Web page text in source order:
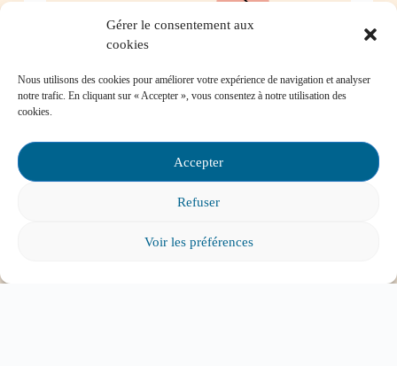
Gérer le consentement aux
cookies
Nous utilisons des cookies pour améliorer votre expérience de navigation et analyser
notre trafic. En cliquant sur « Accepter », vous consentez à notre utilisation des
cookies.
Accepter
Refuser
Voir les préférences
Mon enfant a des besoins particuliers et il va
entrer à l’école, que faire?